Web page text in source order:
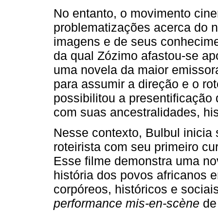
No entanto, o movimento
problematizações acerca do
imagens e de seus
da qual Zózimo afastou-se
uma novela da maior
para assumir a direção e o
possibilitou a
com suas ancestralidades,
Nesse contexto, Bulbul inicia
roteirista com seu primeiro
Esse filme demonstra uma
história dos povos africanos
corpóreos, históricos e
performance mis-en-scène